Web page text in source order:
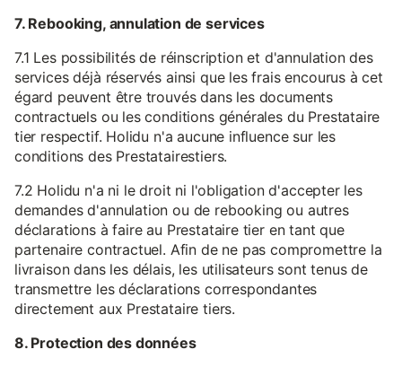
7. Rebooking, annulation de services
7.1 Les possibilités de réinscription et d'annulation des
services déjà réservés ainsi que les frais encourus à cet
égard peuvent être trouvés dans les documents
contractuels ou les conditions générales du Prestataire
tier respectif. Holidu n'a aucune influence sur les
conditions des Prestatairestiers.
7.2 Holidu n'a ni le droit ni l'obligation d'accepter les
demandes d'annulation ou de rebooking ou autres
déclarations à faire au Prestataire tier en tant que
partenaire contractuel. Afin de ne pas compromettre la
livraison dans les délais, les utilisateurs sont tenus de
transmettre les déclarations correspondantes
directement aux Prestataire tiers.
8. Protection des données